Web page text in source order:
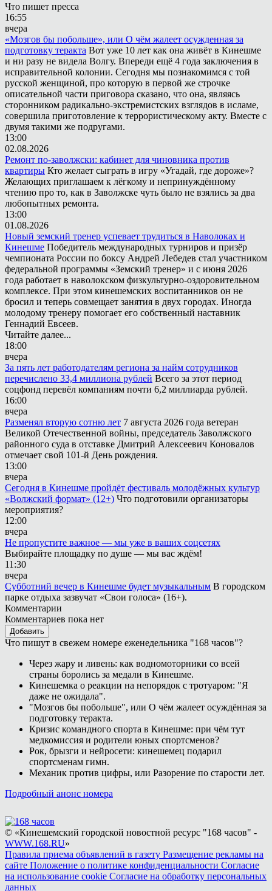
Что пишет пресса
16:55
вчера
«Мозгов бы побольше», или О чём жалеет осужденная за
подготовку теракта Вот уже 10 лет как она живёт в Кинешме
и ни разу не видела Волгу. Впереди ещё 4 года заключения в
исправительной колонии. Сегодня мы познакомимся с той
русской женщиной, про которую в первой же строчке
описательной части приговора сказано, что она, являясь
сторонником радикально-экстремистских взглядов в исламе,
совершила приготовление к террористическому акту. Вместе с
двумя такими же подругами.
13:00
02.08.2026
Ремонт по-заволжски: кабинет для чиновника против
квартиры Кто желает сыграть в игру «Угадай, где дороже»?
Желающих приглашаем к лёгкому и непринуждённому
чтению про то, как в Заволжске чуть было не взялись за два
любопытных ремонта.
13:00
01.08.2026
Новый земский тренер успевает трудиться в Наволоках и
Кинешме Победитель международных турниров и призёр
чемпионата России по боксу Андрей Лебедев стал участником
федеральной программы «Земский тренер» и с июня 2026
года работает в наволокском физкультурно-оздоровительном
комплексе. При этом кинешемских воспитанников он не
бросил и теперь совмещает занятия в двух городах. Иногда
молодому тренеру помогает его собственный наставник
Геннадий Евсеев.
Читайте далее...
18:00
вчера
За пять лет работодателям региона за найм сотрудников
перечислено 33,4 миллиона рублей Всего за этот период
соцфонд перевёл компаниям почти 6,2 миллиарда рублей.
16:00
вчера
Разменял вторую сотню лет 7 августа 2026 года ветеран
Великой Отечественной войны, председатель Заволжского
районного суда в отставке Дмитрий Алексеевич Коновалов
отмечает свой 101-й День рождения.
13:00
вчера
Сегодня в Кинешме пройдёт фестиваль молодёжных культур
«Волжский формат» (12+) Что подготовили организаторы
мероприятия?
12:00
вчера
Не пропустите важное — мы уже в ваших соцсетях
Выбирайте площадку по душе — мы вас ждём!
11:30
вчера
Субботний вечер в Кинешме будет музыкальным В городском
парке отдыха зазвучат «Свои голоса» (16+).
Комментарии
Комментариев пока нет
Добавить
Что пишут в свежем номере еженедельника "168 часов"?
Через жару и ливень: как водномоторники со всей
страны боролись за медали в Кинешме.
Кинешемка о реакции на непорядок с тротуаром: "Я
даже не ожидала".
"Мозгов бы побольше", или О чём жалеет осуждённая за
подготовку теракта.
Кризис командного спорта в Кинешме: при чём тут
медкомиссия и родители юных спортсменов?
Рок, брызги и нейросети: кинешемец подарил
спортсменам гимн.
Механик против цифры, или Разорение по старости лет.
Подробный анонс номера
© «Кинешемский городской новостной ресурс "168 часов" -
WWW.168.RU»
Правила приема объявлений в газету Размещение рекламы на
сайте Положение о политике конфиденциальности Согласие
на использование cookie Согласие на обработку персональных
данных